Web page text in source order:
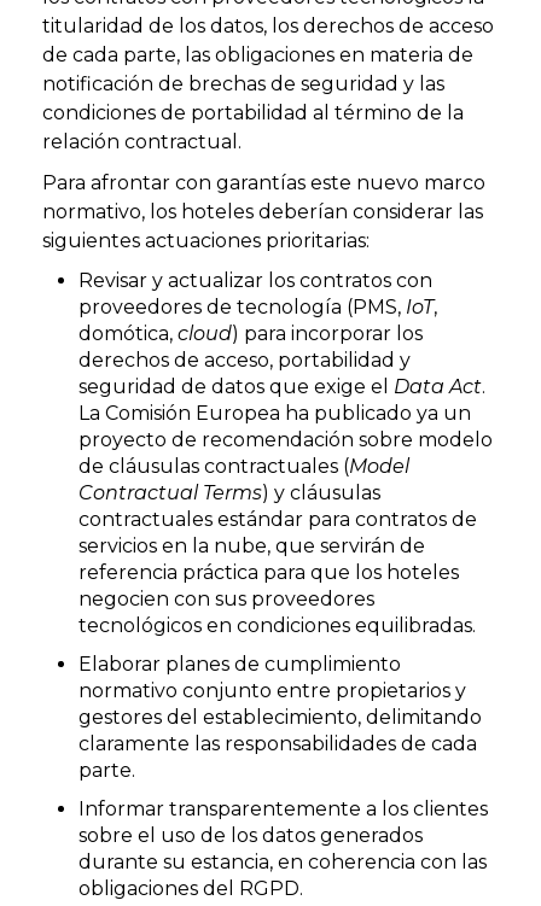
titularidad de los datos, los derechos de acceso
de cada parte, las obligaciones en materia de
notificación de brechas de seguridad y las
condiciones de portabilidad al término de la
relación contractual.
Para afrontar con garantías este nuevo marco
normativo, los hoteles deberían considerar las
siguientes actuaciones prioritarias:
Revisar y actualizar los contratos con
proveedores de tecnología (PMS, IoT,
domótica, cloud) para incorporar los
derechos de acceso, portabilidad y
seguridad de datos que exige el Data Act.
La Comisión Europea ha publicado ya un
proyecto de recomendación sobre modelo
de cláusulas contractuales (Model
Contractual Terms) y cláusulas
contractuales estándar para contratos de
servicios en la nube, que servirán de
referencia práctica para que los hoteles
negocien con sus proveedores
tecnológicos en condiciones equilibradas.
Elaborar planes de cumplimiento
normativo conjunto entre propietarios y
gestores del establecimiento, delimitando
claramente las responsabilidades de cada
parte.
Informar transparentemente a los clientes
sobre el uso de los datos generados
durante su estancia, en coherencia con las
obligaciones del RGPD.